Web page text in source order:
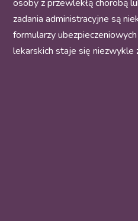
osoby z przewlekłą chorobą
zadania administracyjne są
formularzy
lekarskich staje się niezwykle